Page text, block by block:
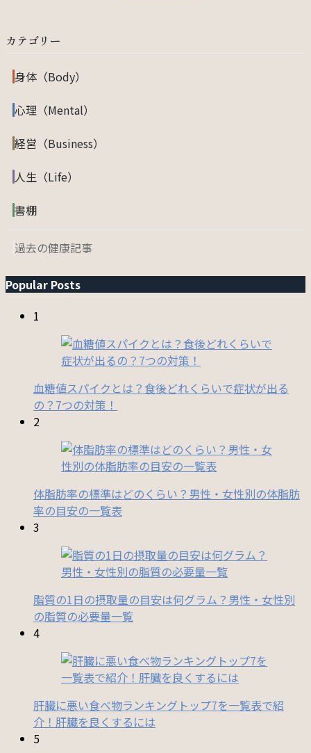
カテゴリー
身体（Body）
心理（Mental）
経営（Business）
人生（Life）
書棚
過去の健康記事
Popular Posts
1
血糖値スパイクとは？食後どれくらいで症状が出る
の？7つの対策！
2
体脂肪率の標準はどのくらい？男性・女性別の体脂肪
率の目安の一覧表
3
脂質の1日の摂取量の目安は何グラム？男性・女性別
の脂質の必要量一覧
4
肝臓に悪い食べ物ランキングトップ7を一覧表で紹
介！肝臓を良くするには
5